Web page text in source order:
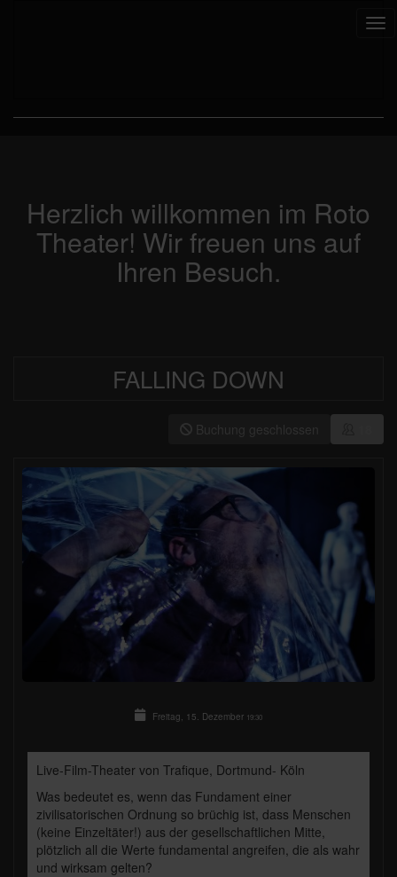
Herzlich willkommen im Roto
Theater! Wir freuen uns auf
Ihren Besuch.
FALLING DOWN
Buchung geschlossen
Freitag, 15. Dezember 19:30
Live-Film-Theater von Trafique, Dortmund- Köln
Was bedeutet es, wenn das Fundament einer
zivilisatorischen Ordnung so brüchig ist, dass Menschen
(keine Einzeltäter!) aus der gesellschaftlichen Mitte,
plötzlich all die Werte fundamental angreifen, die als wahr
und wirksam gelten?